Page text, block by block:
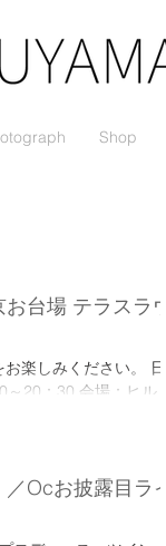
Shop
台場 テラスラウ
楽しみください。 日
20：30 会場：ヒルト
Ocお披露目ライ